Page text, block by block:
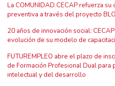
La COMUNIDAD CECAP refuerza
preventiva a través del proyecto
20 años de innovación social:
evolución de su modelo de
FUTUREMPLEO abre el plazo de
de Formación Profesional Dual para
intelectual y del desarrollo